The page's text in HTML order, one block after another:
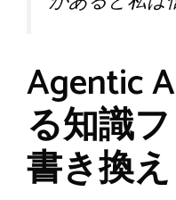
Agentic
る知識
書き換